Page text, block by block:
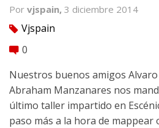
Por vjspain, 3 diciembre 2014
tag Vjspain
comment 0
Nuestros buenos amigos
Abraham Manzanares nos
último taller impartido en
paso más a la hora de